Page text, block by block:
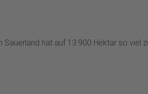
hat auf 13.900 Hektar so viel